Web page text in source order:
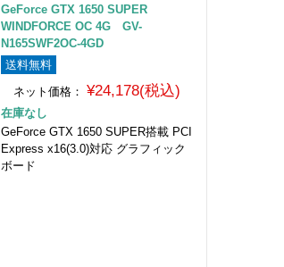
GeForce GTX 1650 SUPER
WINDFORCE OC 4G GV-
N165SWF2OC-4GD
送料無料
ネット価格： ¥24,178(税込)
在庫なし
GeForce GTX 1650 SUPER搭載 PCI
Express x16(3.0)対応 グラフィック
ボード